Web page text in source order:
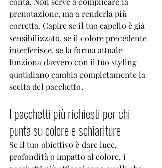
prenotazione, ma a renderla più
corretta. Capire se il tuo capello è già
sensibilizzato, se il colore precedente
interferisce, se la forma attuale
funziona davvero con il tuo styling
quotidiano cambia completamente la
scelta del pacchetto.
I pacchetti più richiesti per chi
punta su colore e schiariture
Se il tuo obiettivo è dare luce,
profondità o impatto al colore, i